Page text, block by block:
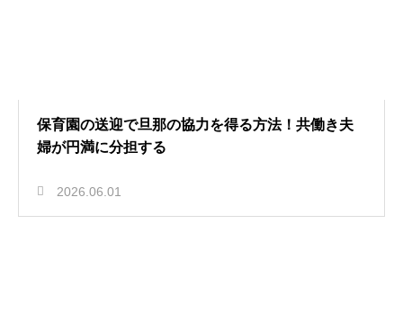
保育園の送迎で旦那の協力を得る方法！共働き夫
婦が円満に分担する
2026.06.01